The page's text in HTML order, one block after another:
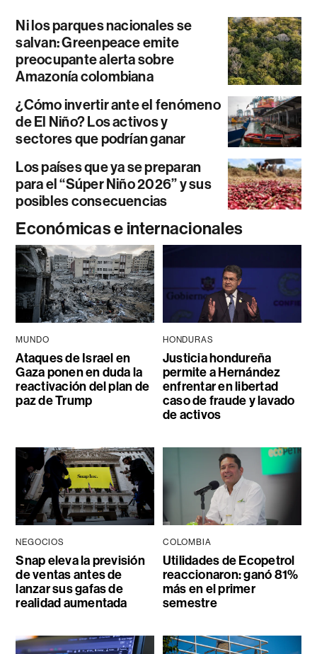
Ni los parques nacionales se
salvan: Greenpeace emite
preocupante alerta sobre
Amazonía colombiana
¿Cómo invertir ante el fenómeno
de El Niño? Los activos y
sectores que podrían ganar
Los países que ya se preparan
para el “Súper Niño 2026” y sus
posibles consecuencias
Económicas e internacionales
MUNDO
Ataques de Israel en
Gaza ponen en duda la
reactivación del plan de
paz de Trump
HONDURAS
Justicia hondureña
permite a Hernández
enfrentar en libertad
caso de fraude y lavado
de activos
NEGOCIOS
Snap eleva la previsión
de ventas antes de
lanzar sus gafas de
realidad aumentada
COLOMBIA
Utilidades de Ecopetrol
reaccionaron: ganó 81%
más en el primer
semestre